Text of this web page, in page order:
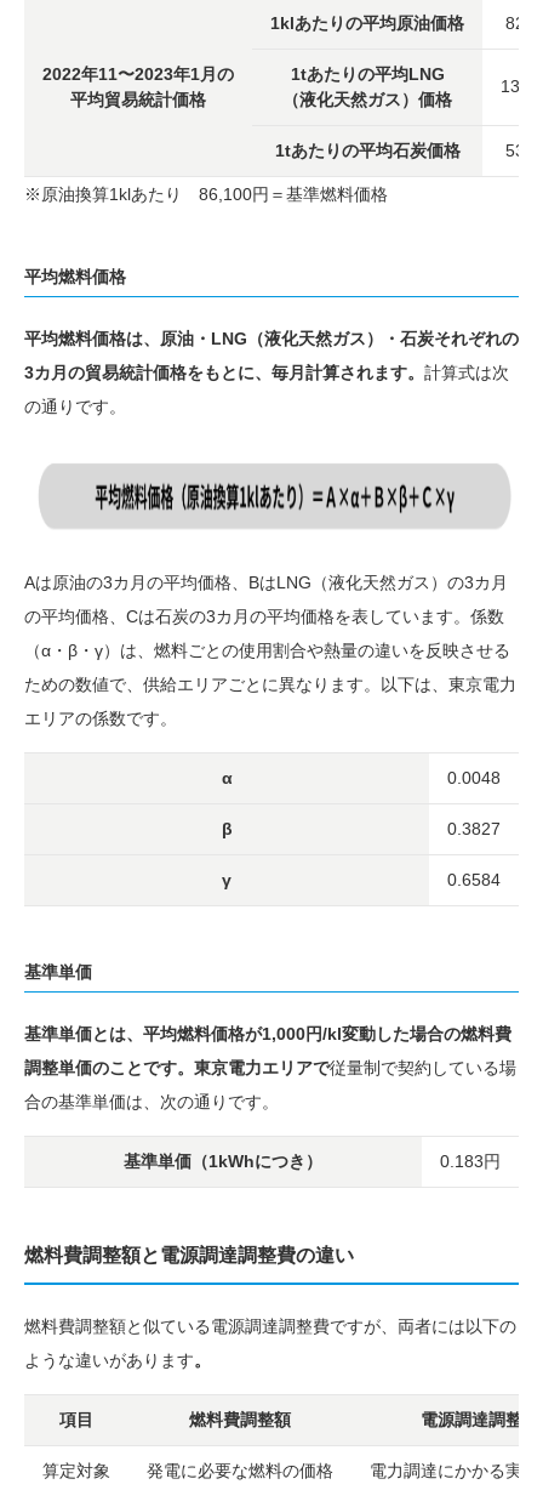
2022年11〜2023年1月の
平均貿易統計価格
1klあたりの平均原油価格
1tあたりの平均LNG
（液化天然ガス）価格
1tあたりの平均石炭価格
※原油換算1klあたり 86,100円＝基準燃料価格
平均燃料価格
平均燃料価格は、原油・LNG（液化天然ガス）・石炭それぞれの
3カ月の貿易統計価格をもとに、毎月計算されます。 計算式は次
の通りです。
Aは原油の3カ月の平均価格、BはLNG（液化天然ガス）の3カ月
の平均価格、Cは石炭の3カ月の平均価格を表しています。係数
（α・β・γ）は、燃料ごとの使用割合や熱量の違いを反映させる
ための数値で、供給エリアごとに異なります。以下は、東京電力
エリアの係数です。
α 0.0048
β 0.3827
γ 0.6584
基準単価
基準単価とは、平均燃料価格が1,000円/kl変動した場合の燃料費
調整単価のことです。東京電力エリアで従量制で契約している場
合の基準単価は、次の通りです。
基準単価（1kWhにつき） 0.183円
燃料費調整額と電源調達調整費の違い
燃料費調整額と似ている電源調達調整費ですが、両者には以下の
ような違いがあります。
項目 燃料費調整額 電源調達調整費
算定対象 発電に必要な燃料の価格 電力調達にかかる実